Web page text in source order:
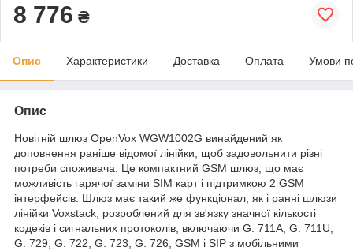
8 776 ₴
Опис Характеристики Доставка Оплата Умови
Опис
Новітній шлюз OpenVox WGW1002G винайдений як
доповнення раніше відомої лінійки, щоб задовольнити різні
потреби споживача. Це компактний GSM шлюз, що має
можливість гарячої заміни SIM карт і підтримкою 2 GSM
інтерфейсів. Шлюз має такий же функціонал, як і ранні шлюзи
лінійки Voxstack; розроблений для зв'язку значної кількості
кодеків і сигнальних протоколів, включаючи G. 711A, G. 711U,
G. 729, G. 722, G. 723, G. 726, GSM і SIP з мобільними